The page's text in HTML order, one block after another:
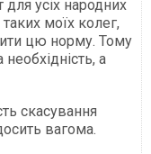
для усіх народних
моїх колег,
цю норму. Тому
а
скасування
вагома.